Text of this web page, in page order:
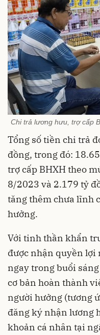
Chi trả lương hưu, trợ cấp
Tổng số tiền chi trả
đồng, trong đó:
trợ cấp BHXH theo
8/2023 và 2.179 tỷ
tăng thêm chưa lĩnh
hưởng.
Với tinh thần khẩn
được nhận quyền
ngay trong buổi
cơ bản hoàn thành
người hưởng (tương
đăng ký nhận lương
khoản cá nhân tại